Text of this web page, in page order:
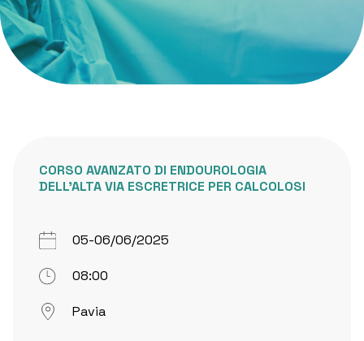
CORSO AVANZATO DI ENDOUROLOGIA
DELL’ALTA VIA ESCRETRICE PER CALCOLOSI
05-06/06/2025
08:00
Pavia